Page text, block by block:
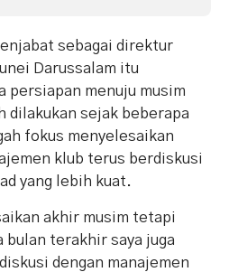
sebagai direktur
Darussalam itu
persiapan menuju musim
dilakukan sejak beberapa
fokus menyelesaikan
klub terus berdiskusi
yang lebih kuat.
akhir musim tetapi
bulan terakhir saya juga
dengan manajemen